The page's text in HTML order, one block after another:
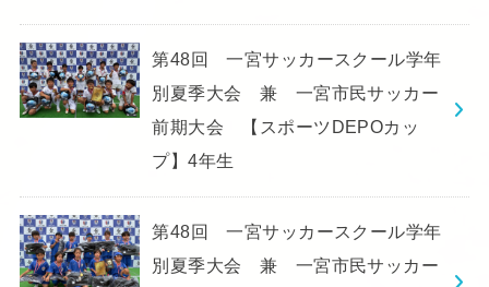
第48回 一宮サッカースクール学年
別夏季大会 兼 一宮市民サッカー
前期大会 【スポーツDEPOカッ
プ】4年生
第48回 一宮サッカースクール学年
別夏季大会 兼 一宮市民サッカー